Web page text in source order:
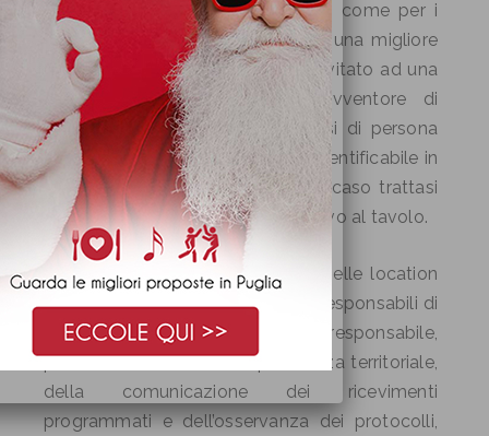
metri quadri della location – così come per i
ristoranti – e il riconoscimento di una migliore
tracciabilità delle persone di un invitato ad una
celebrazione rispetto ad un avventore di
ristorante. Nel primo caso trattasi di persona
invitata da tempo e certamente identificabile in
precedenza, mentre nel secondo caso trattasi
di perfetto sconosciuto sino all’arrivo al tavolo.
Altra proposta vede l’istituzione nelle location
celebrative di cerimonie di figure responsabili di
sala. Un ruolo che diverrebbe responsabile,
presso i commissariati di pertinenza territoriale,
della comunicazione dei ricevimenti
programmati e dell’osservanza dei protocolli,